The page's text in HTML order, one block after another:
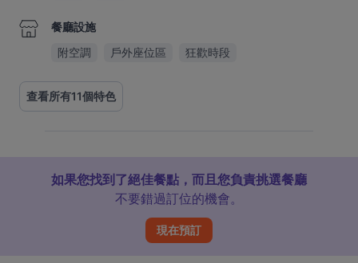
餐廳設施
附空調
戶外座位區 狂歡時段
查看所有11個特色
如果您找到了絕佳餐點，而且您負責挑選餐廳
不要錯過訂位的機會。
現在預訂